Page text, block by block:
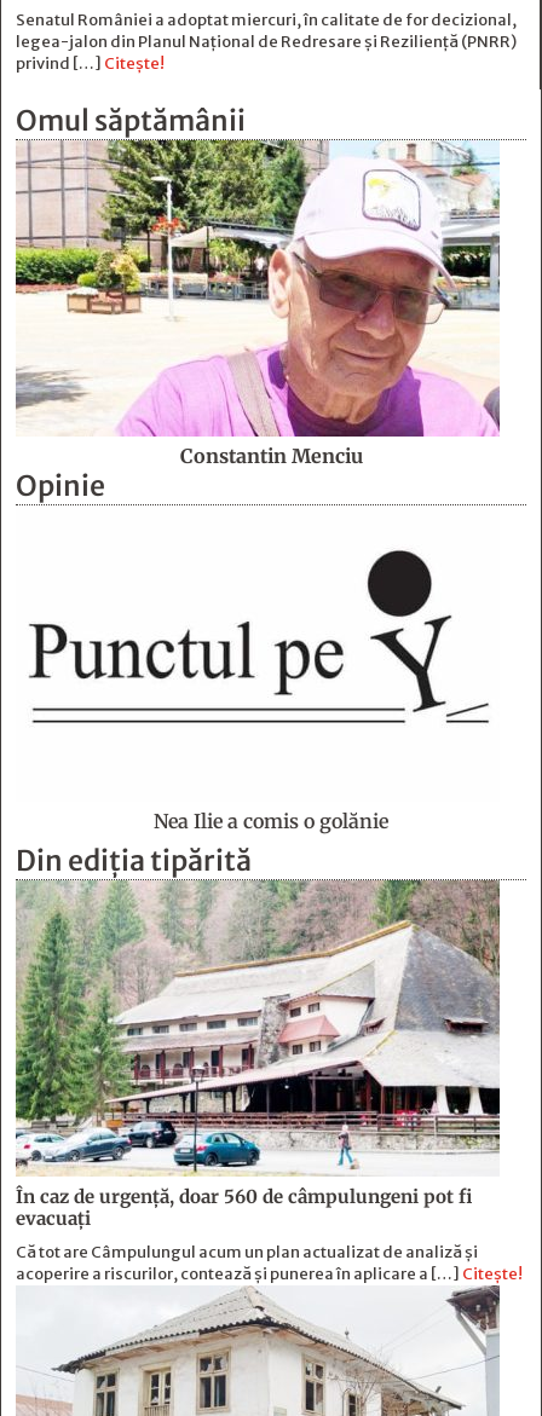
Senatul României a adoptat miercuri, în calitate de for decizional,
legea-jalon din Planul Național de Redresare și Reziliență (PNRR)
privind […] Citește!
Omul săptămânii
Constantin Menciu
Opinie
Nea Ilie a comis o golănie
Din ediția tipărită
În caz de urgență, doar 560 de câmpulungeni pot fi
evacuați
Că tot are Câmpulungul acum un plan actualizat de analiză și
acoperire a riscurilor, contează și punerea în aplicare a […] Citește!